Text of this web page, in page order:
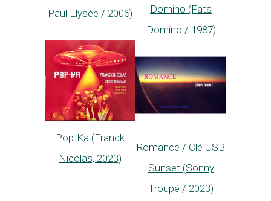
Paul Elysée / 2006)
Domino (Fats
Domino / 1987)
Pop-Ka (Franck
Nicolas, 2023)
Romance / Clé USB
Sunset (Sonny
Troupé / 2023)